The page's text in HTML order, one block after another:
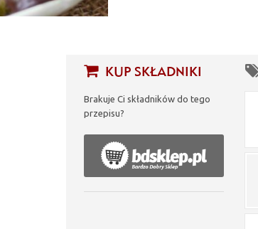
KUP SKŁADNIKI
Brakuje Ci składników do tego
przepisu?